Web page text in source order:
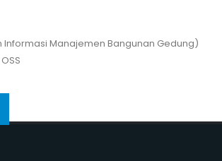
Informasi Manajemen Bangunan Gedung)